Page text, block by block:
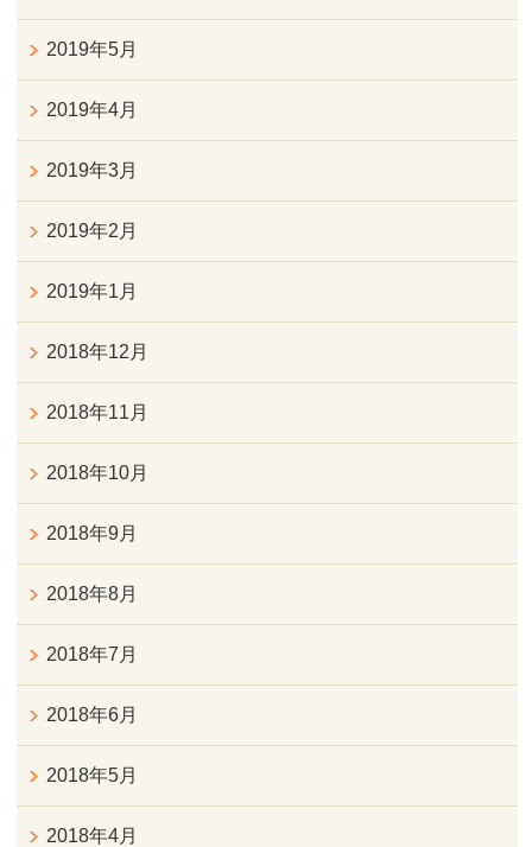
2019年5月
2019年4月
2019年3月
2019年2月
2019年1月
2018年12月
2018年11月
2018年10月
2018年9月
2018年8月
2018年7月
2018年6月
2018年5月
2018年4月